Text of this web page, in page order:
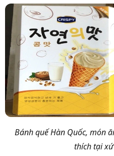
Bánh quế Hàn Quốc, món
thích tại